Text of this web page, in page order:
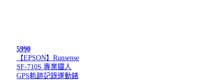
5990
【EPSON】Runsense
SF-710S 專業鐵人
GPS軌跡記錄運動錶